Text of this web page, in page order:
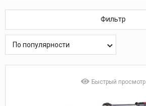
Фильтр
По популярности
Быстрый просмотр